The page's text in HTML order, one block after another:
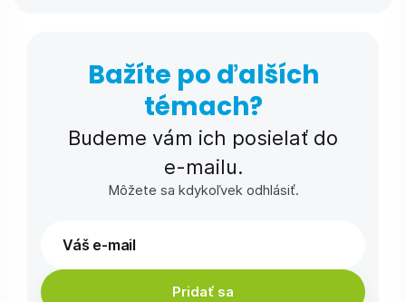
Bažíte po ďalších
témach?
Budeme vám ich posielať do
e-⁠mailu.
Môžete sa kdykoľvek odhlásiť.
Pridať sa